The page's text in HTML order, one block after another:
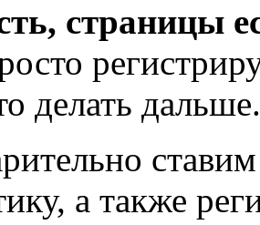
страницы
делать дальше.
а также